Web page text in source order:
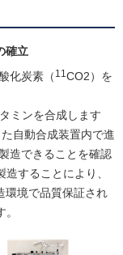
確立
化炭素（ 11CO2）を
ミンを合成します
自動合成装置内で進
造できることを確認
することにより、
環境で品質保証され